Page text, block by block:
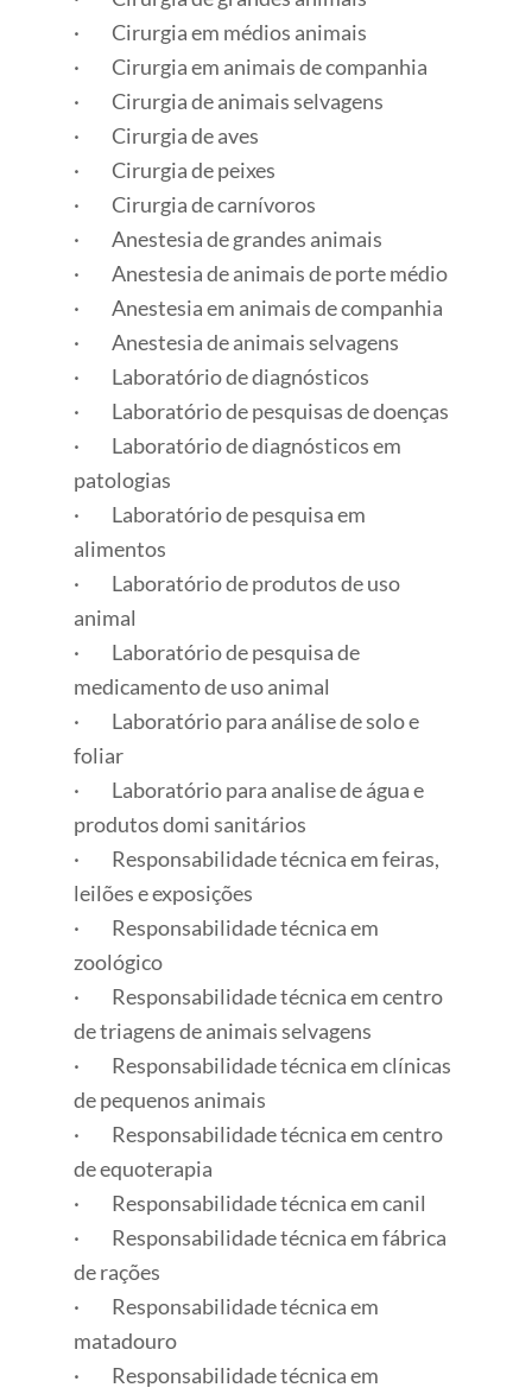
· Cirurgia em médios animais
· Cirurgia em animais de companhia
· Cirurgia de animais selvagens
· Cirurgia de aves
· Cirurgia de peixes
· Cirurgia de carnívoros
· Anestesia de grandes animais
· Anestesia de animais de porte médio
· Anestesia em animais de companhia
· Anestesia de animais selvagens
· Laboratório de diagnósticos
· Laboratório de pesquisas de doenças
· Laboratório de diagnósticos em
patologias
· Laboratório de pesquisa em
alimentos
· Laboratório de produtos de uso
animal
· Laboratório de pesquisa de
medicamento de uso animal
· Laboratório para análise de solo e
foliar
· Laboratório para analise de água e
produtos domi sanitários
· Responsabilidade técnica em feiras,
leilões e exposições
· Responsabilidade técnica em
zoológico
· Responsabilidade técnica em centro
de triagens de animais selvagens
· Responsabilidade técnica em clínicas
de pequenos animais
· Responsabilidade técnica em centro
de equoterapia
· Responsabilidade técnica em canil
· Responsabilidade técnica em fábrica
de rações
· Responsabilidade técnica em
matadouro
· Responsabilidade técnica em